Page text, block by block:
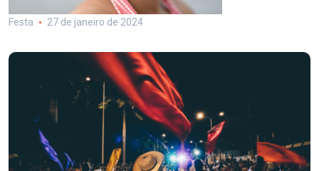
Festa 27 de janeiro de 2024